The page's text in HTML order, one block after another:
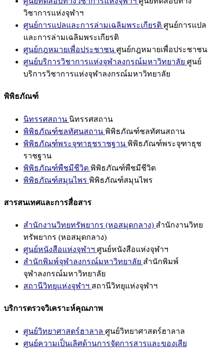
วิชาการแห่งจุฬาฯ
ศูนย์การแปลและการล่ามเฉลิมพระเกียรติ ศูนย์การแปล
และการล่ามเฉลิมพระเกียรติ
ศูนย์กฎหมายเพื่อประชาชน ศูนย์กฎหมายเพื่อประชาชน
ศูนย์บริการวิชาการแห่งจุฬาลงกรณ์มหาวิทยาลัย ศูนย์
บริการวิชาการแห่งจุฬาลงกรณ์มหาวิทยาลัย
พิพิธภัณฑ์
นิทรรศสถาน นิทรรศสถาน
พิพิธภัณฑ์ชลทัศนสถาน พิพิธภัณฑ์ชลทัศนสถาน
พิพิธภัณฑ์พระจุฑาธุชราชฐาน พิพิธภัณฑ์พระจุฑาธุช
ราชฐาน
พิพิธภัณฑ์พืชมีชีวิต พิพิธภัณฑ์พืชมีชีวิต
พิพิธภัณฑ์สมุนไพร พิพิธภัณฑ์สมุนไพร
สารสนเทศและการสื่อสาร
สำนักงานวิทยทรัพยากร (หอสมุดกลาง) สำนักงานวิทย
ทรัพยากร (หอสมุดกลาง)
ศูนย์หนังสือแห่งจุฬาฯ ศูนย์หนังสือแห่งจุฬาฯ
สำนักพิมพ์จุฬาลงกรณ์มหาวิทยาลัย สำนักพิมพ์
จุฬาลงกรณ์มหาวิทยาลัย
สถานีวิทยุแห่งจุฬาฯ สถานีวิทยุแห่งจุฬาฯ
บริการตรวจวิเคราะห์คุณภาพ
ศูนย์วิทยาศาสตร์ฮาลาล ศูนย์วิทยาศาสตร์ฮาลาล
ศูนย์ความเป็นเลิศด้านการจัดการสารและของเสีย